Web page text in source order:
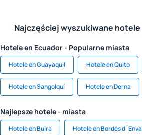
Najczęściej wyszukiwane
Hotele en Ecuador - Popularne miasta
Hotele en Guayaquil Hotele en Quito
Hotele en Sangolquí Hotele en Derna
Najlepsze hotele - miasta
Hotele en Buira Hotele en Bordes